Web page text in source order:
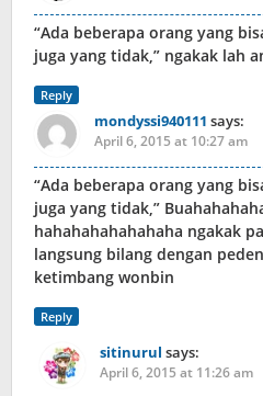
“Ada beberapa orang yang
juga yang tidak,” ngakak lah
Reply
mondyssi940111 says:
April 6, 2015 at 10:27 am
“Ada beberapa orang yang
juga yang tidak,”
hahahahahahahaha ngakak
langsung bilang dengan
ketimbang wonbin
Reply
sitinurul says:
April 6, 2015 at 11:26 am